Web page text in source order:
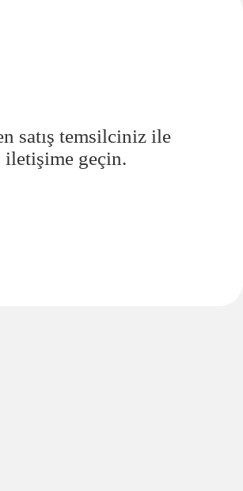
satış temsilciniz ile
iletişime geçin.